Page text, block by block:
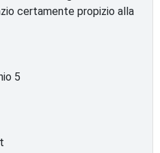
certamente propizio alla
5